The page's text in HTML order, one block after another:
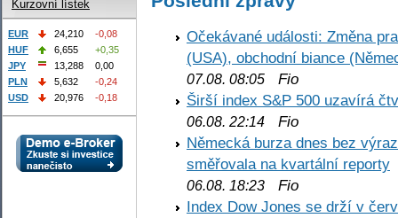
Očekávané události: Změna
(USA), obchodní biance
07.08. 08:05 Fio
Širší index S&P 500 uzavírá
06.08. 22:14 Fio
Německá burza dnes bez
směřovala na kvartální reporty
06.08. 18:23 Fio
Index Dow Jones se drží v
Kurzovní lístek
EUR 24,210
-0,08
HUF
6,655
+0,35
JPY
13,288
0,00
PLN
5,632
-0,24
USD
20,976 -0,18